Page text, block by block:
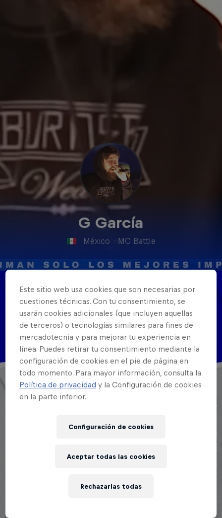
G García
México · MC Battle
Nacionalidad
México
Disciplinas
MC
Este sitio web usa cookies que son necesarias por
cuestiones técnicas. Con tu consentimiento, se
usarán cookies adicionales (que incluyen aquellas
de terceros) o tecnologías similares para fines de
mercadotecnia y para mejorar tu experiencia en
línea. Puedes retirar tu consentimiento mediante la
configuración de cookies en el pie de página en
todo momento. Para mayor información, consulta la
Política de privacidad y la Configuración de cookies
en la parte inferior.
Configuración de cookies
Rechazarlas todas
Aceptar todas las cookies